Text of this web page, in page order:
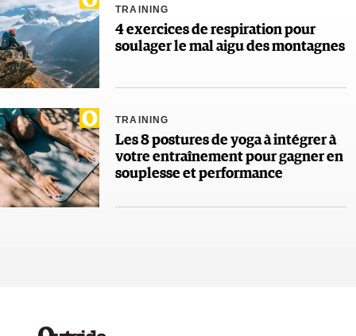
TRAINING
4 exercices de respiration pour
soulager le mal aigu des montagnes
TRAINING
Les 8 postures de yoga à intégrer à
votre entraînement pour gagner en
souplesse et performance